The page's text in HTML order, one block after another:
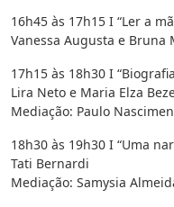
16h45 às 17h15 I “Ler a
Vanessa Augusta e Bruna
17h15 às 18h30 I
Lira Neto e Maria Elza
Mediação: Paulo
18h30 às 19h30 I “Uma
Tati Bernardi
Mediação: Samysia